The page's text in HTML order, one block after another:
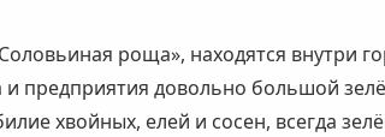
роща», находятся внутри
предприятия довольно большой
хвойных, елей и сосен, всегда